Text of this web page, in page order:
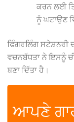
ਕਰਨ ਲਈ
ਨੂੰ ਘਟਾਉਣ
ਫਿੰਗਰਲਿੰਗ ਸਟੇਸ਼ਨਰੀ
ਵਚਨਬੱਧਤਾ ਨੇ ਇਸਨੂੰ
ਬਣਾ ਦਿੱਤਾ ਹੈ।
ਆਪਣੇ